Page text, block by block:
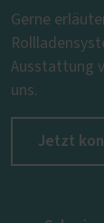
Gerne
Ausstattung
uns.
Jetzt